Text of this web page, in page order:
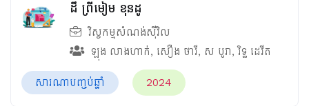
ដឹ ព្រីមៀម ខុនដូ
វិស្វកម្មសំណង់ស៊ីវិល
ឡុង លាងហាក់, សឿង ថារី, ស បូរា,រិទ្ធ ដេវីត
សារណាបញ្ចប់ឆ្នាំ 2024